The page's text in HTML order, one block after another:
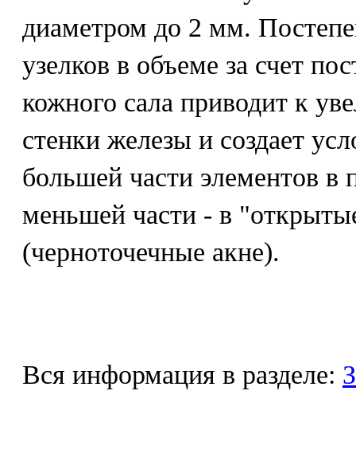
диаметром до 2 мм.
узелков в объеме за счет
кожного сала приводит к
стенки железы и создает
большей части элементов в
меньшей части - в
(черноточечные акне).
Вся информация в разделе: